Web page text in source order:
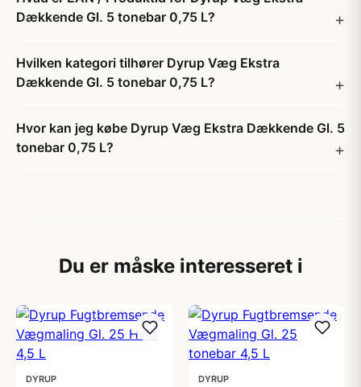
Dækkende Gl. 5 tonebar 0,75 L?
Hvilken kategori tilhører Dyrup Væg Ekstra
Dækkende Gl. 5 tonebar 0,75 L?
Hvor kan jeg købe Dyrup Væg Ekstra Dækkende Gl. 5
tonebar 0,75 L?
Du er måske interesseret i
DYRUP DYRUP